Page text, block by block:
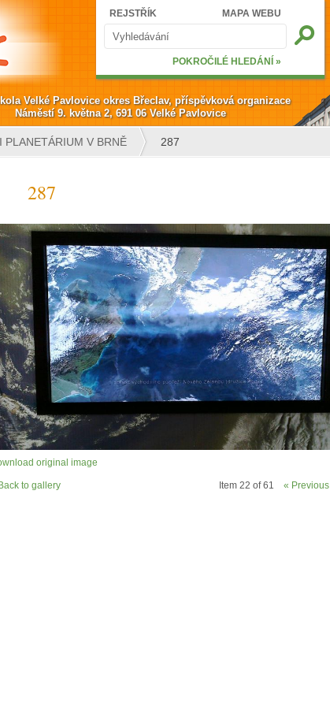
Vyhledávání
Hledat
REJSTŘÍK MAPA WEBU
POKROČILÉ HLEDÁNÍ »
Velké Pavlovice okres Břeclav, příspěvková organizace
Náměstí 9. května 2, 691 06 Velké Pavlovice
PLANETÁRIUM V BRNĚ 287
287
original image
to gallery Item 22 of 61 « Previous